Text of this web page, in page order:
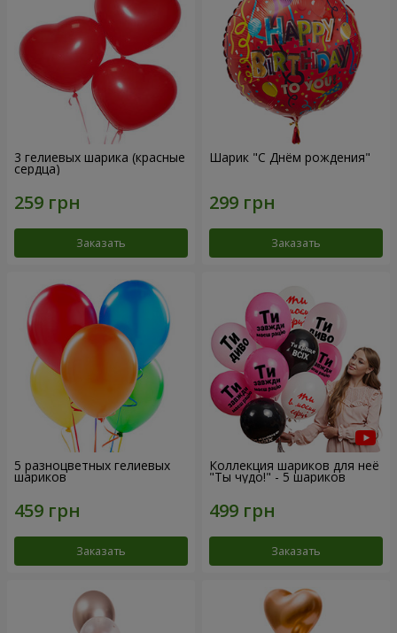
3 гелиевых шарика (красные
сердца)
Заказать
Шарик "С Днём рождения"
Заказать
5 разноцветных гелиевых
шариков
Заказать
Коллекция шариков для неё
"Ты чудо!" - 5 шариков
Заказать